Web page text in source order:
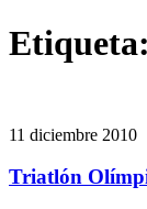
Etiqueta:
11 diciembre 2010
Triatlón